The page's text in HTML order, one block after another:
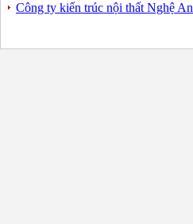
Công ty kiến trúc nội thất Nghệ An